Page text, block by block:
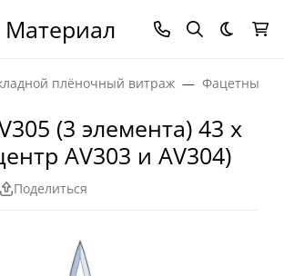
Темная
плёночный витраж Фацетные
(3 элемента) 43 х
AV303 и AV304)
Поделиться